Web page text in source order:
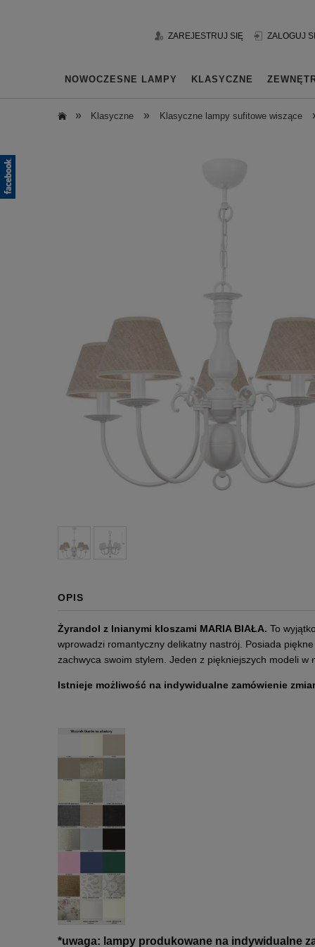
ZAREJESTRUJ SIĘ ZALOGUJ
NOWOCZESNE LAMPY KLASYCZNE
» Klasyczne » Klasyczne lampy sufitowe wiszące
OPIS
Żyrandol z lnianymi kloszami MARIA BIAŁA. To
wprowadzi romantyczny delikatny nastrój. Posiada
zachwyca swoim stylem. Jeden z piękniejszych modeli w
Istnieje możliwość na indywidualne zamówienie
*uwaga: lampy produkowane na indywidualne